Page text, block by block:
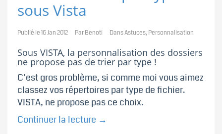
sous Vista
Publié le16 Jan 2012 ParBenoti DansAstuces,Personnalisation
Sous VISTA, la personnalisation des dossiers
ne propose pas de trier par type !
C’est gros problème, si comme moi vous aimez
classez vos répertoires par type de fichier.
VISTA, ne propose pas ce choix.
Continuer la lecture →